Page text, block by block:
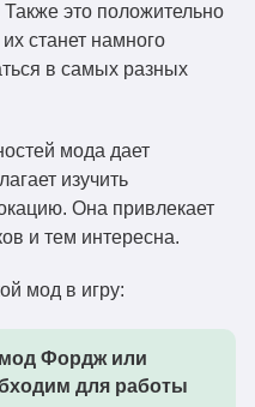
1.21.1 Скачать
1.21.1 Скачать
1.20.4 Скачать
1.20.1 Скачать
это положительно
станет намного
в самых разных
мода дает
изучить
Она привлекает
и тем интересна.
мод в игру:
Фордж или
для работы